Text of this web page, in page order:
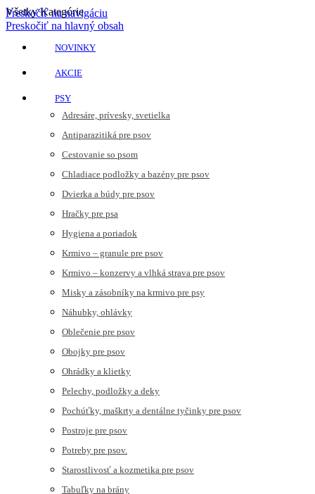
Preskočiť na navigáciu
Preskočiť na hlavný obsah
Všetky Kategórie
NOVINKY
AKCIE
PSY
Adresáre, prívesky, svetielka
Antiparazitiká pre psov
Cestovanie so psom
Chladiace podložky a bazény pre psov
Dvierka a búdy pre psov
Hračky pre psa
Hygiena a poriadok
Krmivo – granule pre psov
Krmivo – konzervy a vlhká strava pre psov
Misky a zásobníky na krmivo pre psy
Náhubky, ohlávky
Oblečenie pre psov
Obojky pre psov
Ohrádky a klietky
Pelechy, podložky a deky
Pochúťky, maškrty a dentálne tyčinky pre psov
Postroje pre psov
Potreby pre psov.
Starostlivosť a kozmetika pre psov
Tabuľky na brány